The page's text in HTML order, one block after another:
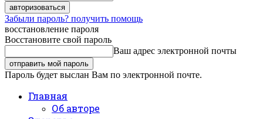
Забыли пароль? получить помощь
восстановление пароля
Восстановите свой пароль
Ваш адрес электронной почты
Пароль будет выслан Вам по электронной почте.
Главная
Об авторе